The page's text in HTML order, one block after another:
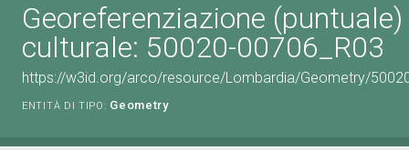
Georeferenziazione
culturale: 50020-00706_R03
https://w3id.org/arco/resource/Lombardia/Geometry/
ENTITÀ DI TIPO: Geometry